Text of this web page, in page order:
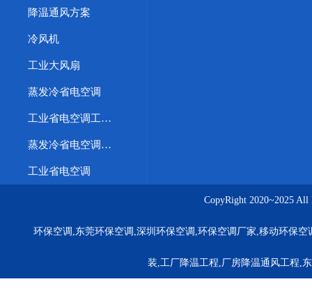
降温通风方案
冷风机
工业大风扇
蒸发冷省电空调
工业省电空调工程案例
蒸发冷省电空调优势
工业省电空调
CopyRight 2020~2025
环保空调,东莞环保空调,深圳环保空调,环保空调厂家,移动环保
装,工厂降温工程,厂房降温通风工程,